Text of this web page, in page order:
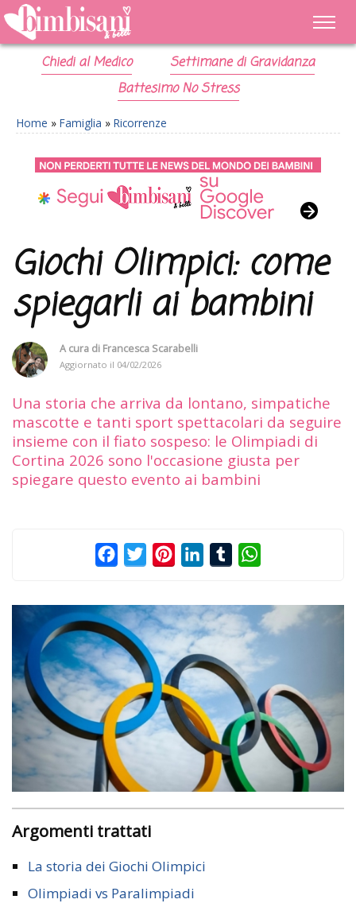
Chiedi al Medico
Settimane di Gravidanza
Battesimo No Stress
Home » Famiglia » Ricorrenze
Giochi Olimpici: come
spiegarli ai bambini
A cura di Francesca Scarabelli
Aggiornato il 04/02/2026
Una storia che arriva da lontano, simpatiche
mascotte e tanti sport spettacolari da seguire
insieme con il fiato sospeso: le Olimpiadi di
Cortina 2026 sono l'occasione giusta per
spiegare questo evento ai bambini
FacebookTwitterPinterestLinkedInTumblr
Argomenti trattati
La storia dei Giochi Olimpici
Olimpiadi vs Paralimpiadi